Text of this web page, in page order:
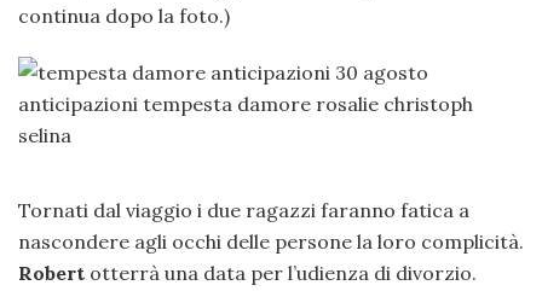
continua dopo la foto.)
Tornati dal viaggio i due ragazzi faranno fatica a
nascondere agli occhi delle persone la loro complicità.
Robert otterrà una data per l’udienza di divorzio.